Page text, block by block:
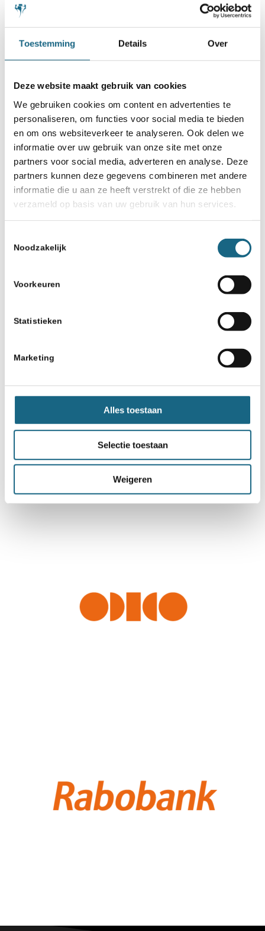
Toestemming Details Over
Deze website maakt gebruik van cookies
We gebruiken cookies om content en advertenties te
personaliseren, om functies voor social media te bieden
en om ons websiteverkeer te analyseren. Ook delen we
informatie over uw gebruik van onze site met onze
partners voor social media, adverteren en analyse. Deze
partners kunnen deze gegevens combineren met andere
informatie die u aan ze heeft verstrekt of die ze hebben
verzameld op basis van uw gebruik van hun services.
Noodzakelijk
Voorkeuren
Statistieken
Marketing
Alles toestaan
Selectie toestaan
Weigeren